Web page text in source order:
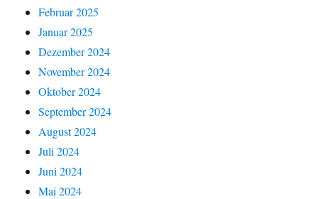
Februar 2025
Januar 2025
Dezember 2024
November 2024
Oktober 2024
September 2024
August 2024
Juli 2024
Juni 2024
Mai 2024